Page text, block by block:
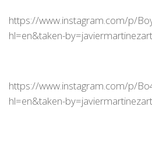
https://www.instagram.com/p/
hl=en&taken-
https://www.instagram.com/p/
hl=en&taken-